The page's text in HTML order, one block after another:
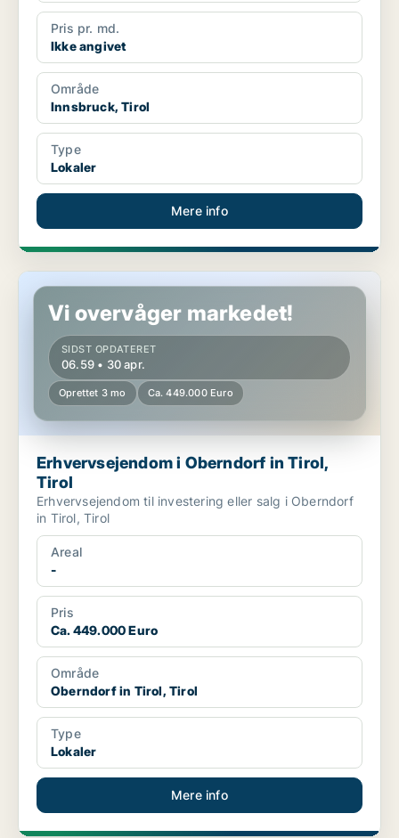
Pris pr. md.
Ikke angivet
Område
Innsbruck, Tirol
Type
Lokaler
Mere info
Erhvervsejendom i Oberndorf in Tirol, Tirol
Vi overvåger markedet!
SIDST OPDATERET
06.59 • 30 apr.
Oprettet 3 mo Ca. 449.000 Euro
Erhvervsejendom i Oberndorf in Tirol,
Tirol
Erhvervsejendom til investering eller salg i Oberndorf
in Tirol, Tirol
Areal
-
Pris
Ca. 449.000 Euro
Område
Oberndorf in Tirol, Tirol
Type
Lokaler
Mere info